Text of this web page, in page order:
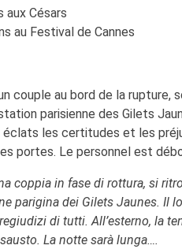
aux Césars
au Festival de Cannes
couple au bord de la rupture,
parisienne des Gilets
les certitudes et les
portes. Le personnel est
coppia in fase di rottura, si
parigina dei Gilets Jaunes. Il
di tutti. All’esterno, la
La notte sarà lunga….